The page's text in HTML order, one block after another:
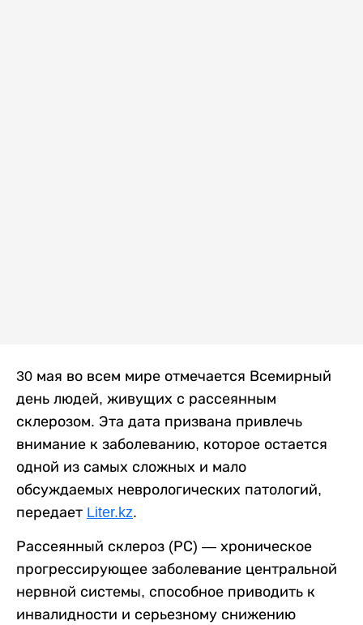
30 мая во всем мире отмечается Всемирный
день людей, живущих с рассеянным
склерозом. Эта дата призвана привлечь
внимание к заболеванию, которое остается
одной из самых сложных и мало
обсуждаемых неврологических патологий,
передает Liter.kz.
Рассеянный склероз (РС) — хроническое
прогрессирующее заболевание центральной
нервной системы, способное приводить к
инвалидности и серьезному снижению